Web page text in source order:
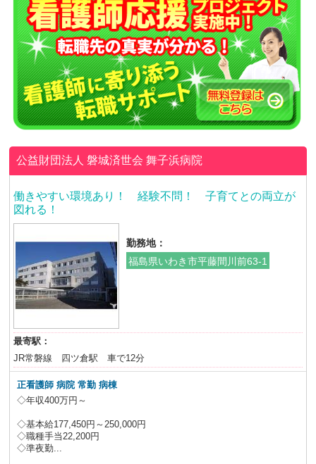
公益財団法人 磐城済世会舞子浜病院
働きやすい環境あり！ 経験不問！ 子育てとの両立が
図れる！
勤務地：
福島県いわき市平藤間川前63-1
最寄駅：
JR常磐線 四ツ倉駅 車で12分
正看護師 病院 常勤 病棟
◇年収400万円～
◇基本給177,450円～250,000円
◇職種手当22,200円
◇準夜勤...